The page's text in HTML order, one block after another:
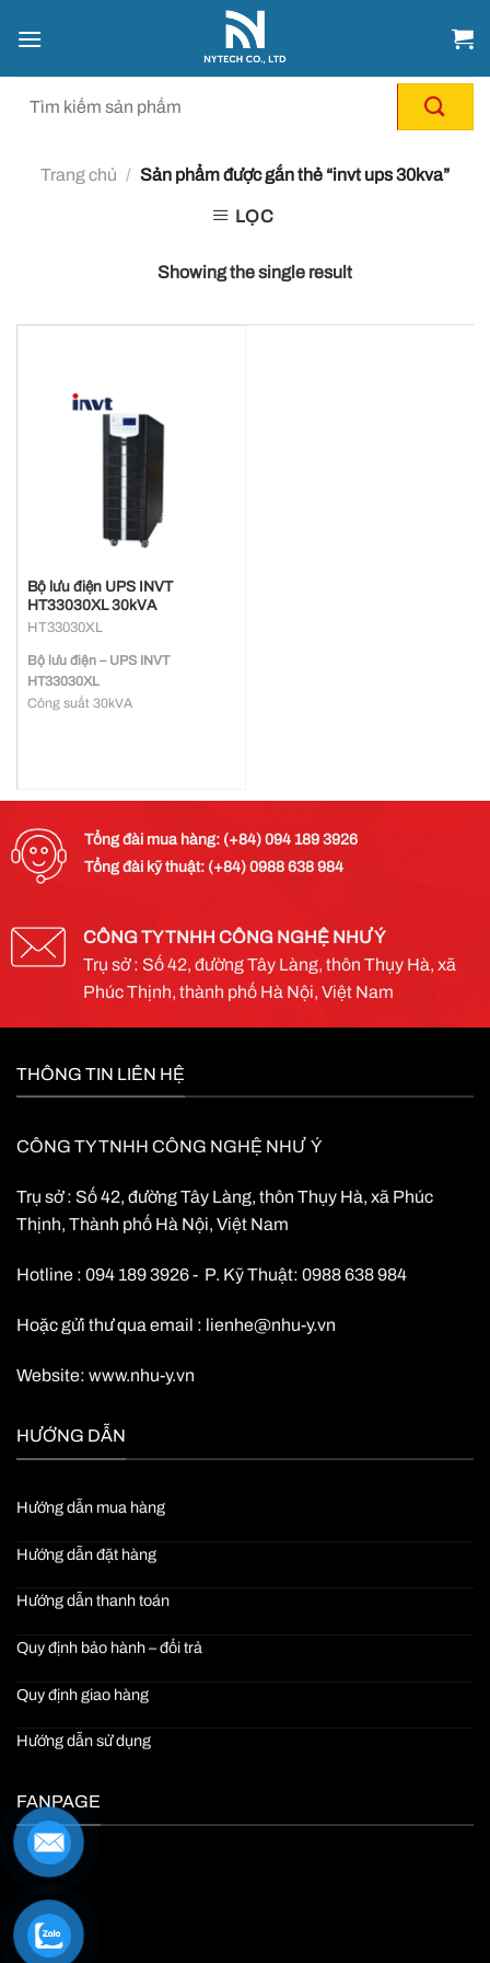
đến
Trang chủ / Sản phẩm được gắn thẻ “invt ups 30kva”
LỌC
Showing the single result
Bộ lưu điện UPS INVT
HT33030XL 30kVA
HT33030XL
Bộ lưu điện – UPS INVT
HT33030XL
Công suất 30kVA
Quản lý ắc quy và điều khiển sạc
thông minh, giúp cải thiện đáng kể
tuổi thọ của ắc quy
Thiết kế nhỏ gọn hơn, công suất
lơn hơn
Tổng đài mua hàng: (+84) 094 189 3926
Tổng đài kỹ thuật: (+84) 0988 638 984
CÔNG TY TNHH CÔNG NGHỆ NHƯ Ý
Trụ sở : Số 42, đường Tây Làng, thôn Thụy Hà, xã
Phúc Thịnh, thành phố Hà Nội, Việt Nam
THÔNG TIN LIÊN HỆ
CÔNG TY TNHH CÔNG NGHỆ NHƯ Ý
Trụ sở : Số 42, đường Tây Làng, thôn Thụy Hà, xã Phúc
Thịnh, Thành phố Hà Nội, Việt Nam
Hotline : 094 189 3926 - P. Kỹ Thuật: 0988 638 984
Hoặc gửi thư qua email : lienhe@nhu-y.vn
Website: www.nhu-y.vn
HƯỚNG DẪN
Hướng dẫn mua hàng
Hướng dẫn đặt hàng
Hướng dẫn thanh toán
Quy định bảo hành – đổi trả
Quy định giao hàng
Hướng dẫn sử dụng
FANPAGE